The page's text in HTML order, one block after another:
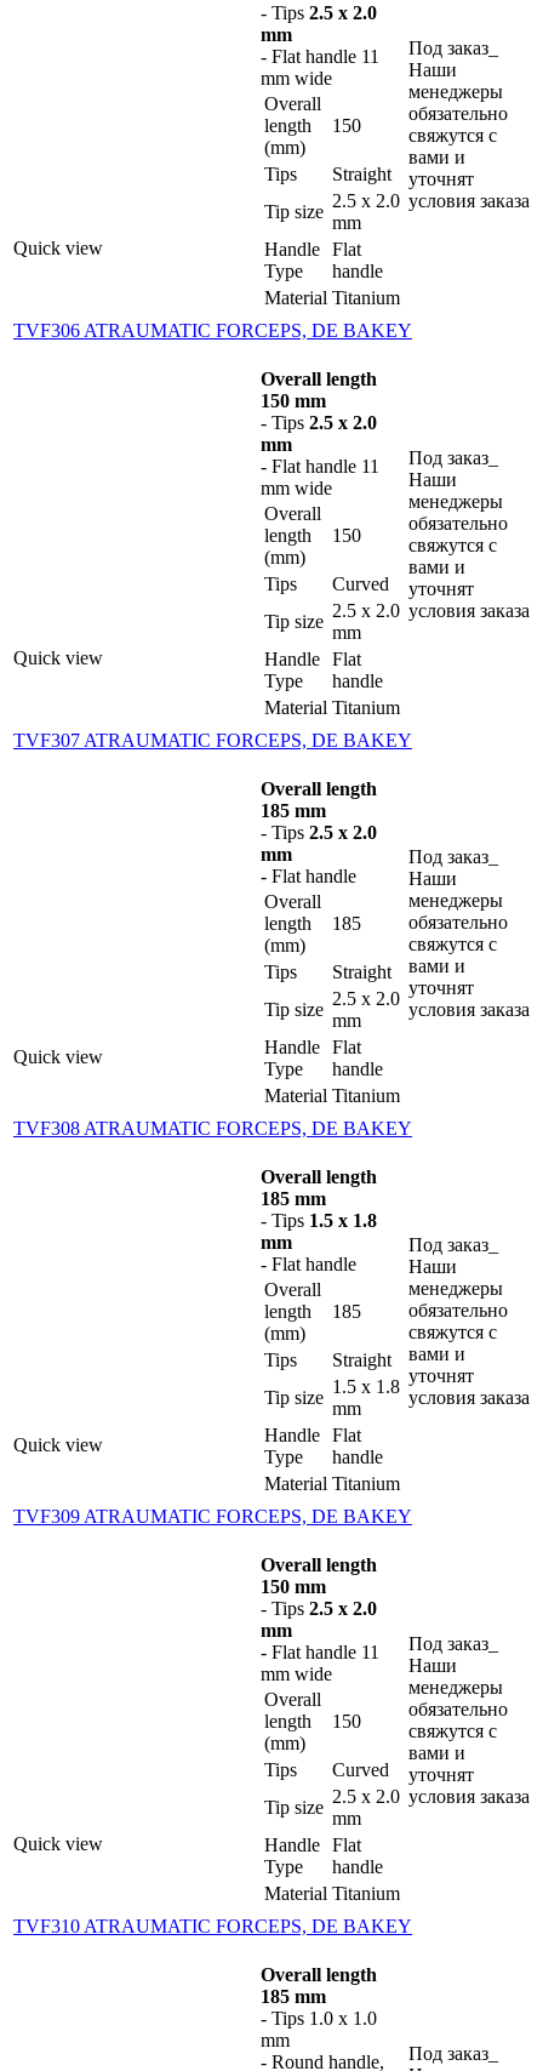
Quick view
- Tips 2.5 x 2.0
mm
- Flat handle 11
mm wide
Overall
length
(mm)
150
Tips
Straight
Tip size
2.5 x 2.0
mm
Handle
Type
Flat
handle
Material Titanium
Под заказ_
Наши
менеджеры
обязательно
свяжутся с
вами и
уточнят
условия заказа
TVF306 ATRAUMATIC FORCEPS, DE BAKEY
Quick view
Overall length
150 mm
- Tips 2.5 x 2.0
mm
- Flat handle 11
mm wide
Overall
length
(mm)
150
Tips
Curved
Tip size
2.5 x 2.0
mm
Handle
Type
Flat
handle
Material Titanium
Под заказ_
Наши
менеджеры
обязательно
свяжутся с
вами и
уточнят
условия заказа
TVF307 ATRAUMATIC FORCEPS, DE BAKEY
Quick view
Overall length
185 mm
- Tips 2.5 x 2.0
mm
- Flat handle
Overall
length
(mm)
185
Tips
Straight
Tip size
2.5 x 2.0
mm
Handle
Type
Flat
handle
Material Titanium
Под заказ_
Наши
менеджеры
обязательно
свяжутся с
вами и
уточнят
условия заказа
TVF308 ATRAUMATIC FORCEPS, DE BAKEY
Quick view
Overall length
185 mm
- Tips 1.5 x 1.8
mm
- Flat handle
Overall
length
(mm)
185
Tips
Straight
Tip size
1.5 x 1.8
mm
Handle
Type
Flat
handle
Material Titanium
Под заказ_
Наши
менеджеры
обязательно
свяжутся с
вами и
уточнят
условия заказа
TVF309 ATRAUMATIC FORCEPS, DE BAKEY
Quick view
Overall length
150 mm
- Tips 2.5 x 2.0
mm
- Flat handle 11
mm wide
Overall
length
(mm)
150
Tips
Curved
Tip size
2.5 x 2.0
mm
Handle
Type
Flat
handle
Material Titanium
Под заказ_
Наши
менеджеры
обязательно
свяжутся с
вами и
уточнят
условия заказа
TVF310 ATRAUMATIC FORCEPS, DE BAKEY
Overall length
185 mm
- Tips 1.0 x 1.0
mm
- Round handle,
Под заказ_